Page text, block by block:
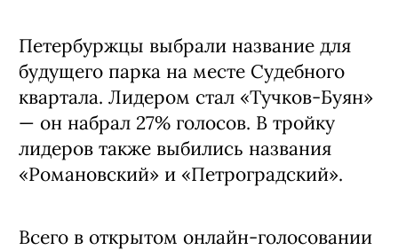
Петербуржцы выбрали название для
будущего парка на месте Судебного
квартала. Лидером стал «Тучков-Буян»
— он набрал 27% голосов. В тройку
лидеров также выбились названия
«Романовский» и «Петроградский».
Всего в открытом онлайн-голосовании